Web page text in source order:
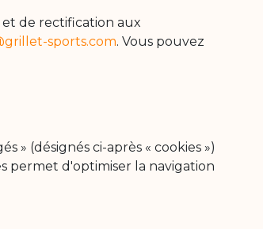
et de rectification aux
sports.com. Vous pouvez
» (désignés ci-après « cookies »)
permet d'optimiser la navigation